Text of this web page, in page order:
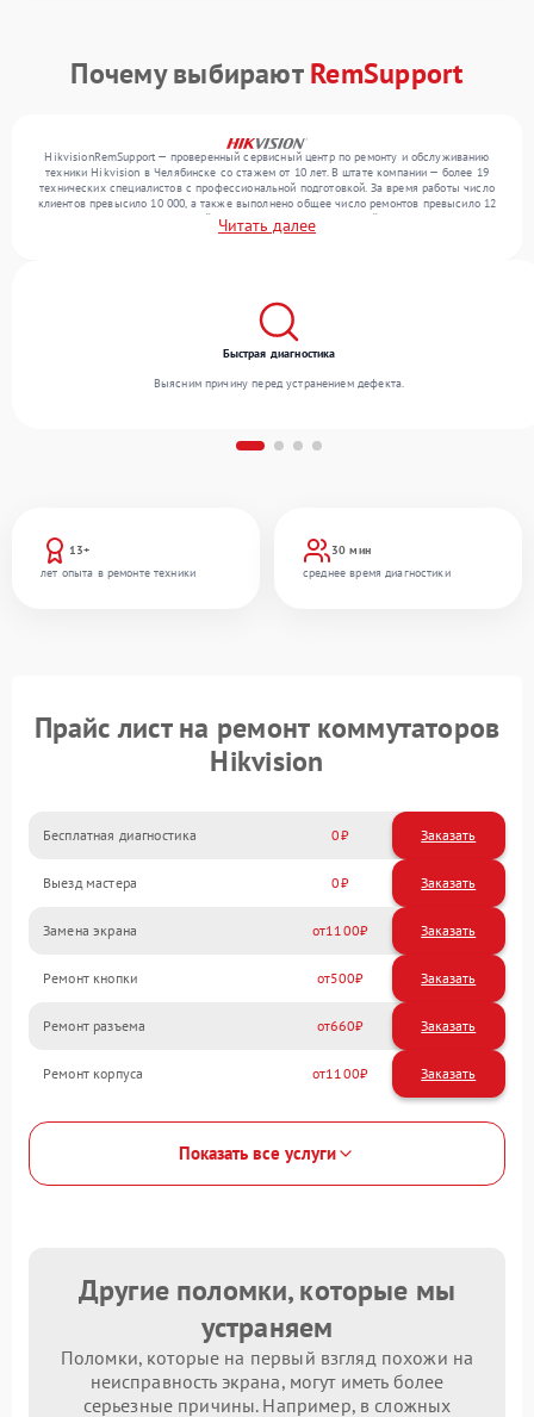
Почему выбираютRemSupport
HikvisionRemSupport — проверенный сервисный центр по ремонту и обслуживанию
техники Hikvision в Челябинске со стажем от 10 лет. В штате компании — более 19
технических специалистов с профессиональной подготовкой. За время работы число
клиентов превысило 10 000, а также выполнено общее число ремонтов превысило 12
000. Ежемесячно в сервисный центр поступает от 300 устройств, включая , , . Мы
устраняем поломки любой сложности и обеспечиваем надежный результат благодаря
Читать далее
13+
лет опыта в ремонте техники
30 мин
среднее время диагностики
Быстрая диагностика
Выясним причину перед устранением дефекта.
Прайс лист на ремонт коммутаторов
Hikvision
Бесплатная диагностика 0 Заказать
Выезд мастера 0 Заказать
Замена экрана 1100
Ремонт кнопки 500
Ремонт разъема 660
Ремонт корпуса 1100
Показать все услуги
Другие поломки, которые мы
устраняем
Поломки, которые на первый взгляд похожи на
неисправность экрана, могут иметь более
серьезные причины. Например, в сложных